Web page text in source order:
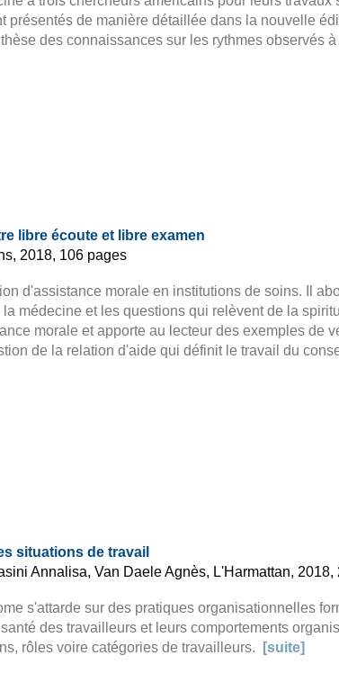
présentés de manière détaillée dans la nouvelle
des connaissances sur les rythmes observés
libre écoute et libre examen
2018, 106 pages
d'assistance morale en institutions de soins. Il
la médecine et les questions qui relèvent de la
morale et apporte au lecteur des exemples de
de la relation d'aide qui définit le travail du
situations de travail
Annalisa, Van Daele Agnès, L'Harmattan, 2018,
s'attarde sur des pratiques organisationnelles
des travailleurs et leurs comportements
rôles voire catégories de travailleurs.
[suite]